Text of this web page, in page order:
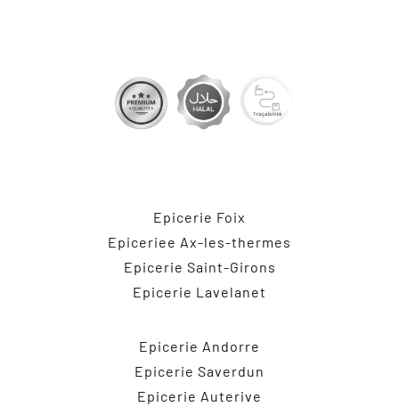
Epicerie Foix
Epiceriee Ax-les-thermes
Epicerie Saint-Girons
Epicerie Lavelanet
Epicerie Andorre
Epicerie Saverdun
Epicerie Auterive